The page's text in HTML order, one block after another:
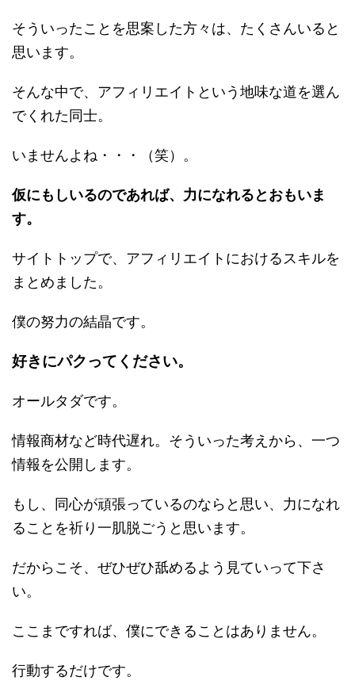
そういったことを思案した方々は、たくさんいると
思います。
そんな中で、アフィリエイトという地味な道を選ん
でくれた同士。
いませんよね・・・（笑）。
仮にもしいるのであれば、力になれるとおもいま
す。
サイトトップで、アフィリエイトにおけるスキルを
まとめました。
僕の努力の結晶です。
好きにパクってください。
オールタダです。
情報商材など時代遅れ。そういった考えから、一つ
情報を公開します。
もし、同心が頑張っているのならと思い、力になれ
ることを祈り一肌脱ごうと思います。
だからこそ、ぜひぜひ舐めるよう見ていって下さ
い。
ここまですれば、僕にできることはありません。
行動するだけです。